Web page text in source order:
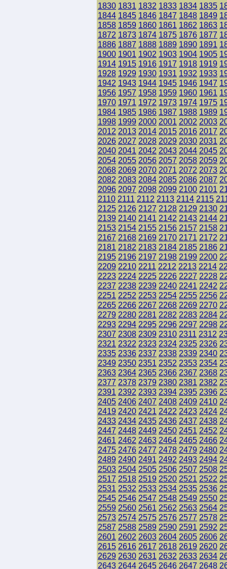
1830 1831 1832 1833 1834 1835
1844 1845 1846 1847 1848 1849
1858 1859 1860 1861 1862 1863
1872 1873 1874 1875 1876 1877
1886 1887 1888 1889 1890 1891
1900 1901 1902 1903 1904 1905
1914 1915 1916 1917 1918 1919
1928 1929 1930 1931 1932 1933
1942 1943 1944 1945 1946 1947
1956 1957 1958 1959 1960 1961
1970 1971 1972 1973 1974 1975
1984 1985 1986 1987 1988 1989
1998 1999 2000 2001 2002 2003
2012 2013 2014 2015 2016 2017
2026 2027 2028 2029 2030 2031
2040 2041 2042 2043 2044 2045
2054 2055 2056 2057 2058 2059
2068 2069 2070 2071 2072 2073
2082 2083 2084 2085 2086 2087
2096 2097 2098 2099 2100 2101
2110 2111 2112 2113 2114 2115
2125 2126 2127 2128 2129 2130
2139 2140 2141 2142 2143 2144
2153 2154 2155 2156 2157 2158
2167 2168 2169 2170 2171 2172
2181 2182 2183 2184 2185 2186
2195 2196 2197 2198 2199 2200
2209 2210 2211 2212 2213 2214
2223 2224 2225 2226 2227 2228
2237 2238 2239 2240 2241 2242
2251 2252 2253 2254 2255 2256
2265 2266 2267 2268 2269 2270
2279 2280 2281 2282 2283 2284
2293 2294 2295 2296 2297 2298
2307 2308 2309 2310 2311 2312
2321 2322 2323 2324 2325 2326
2335 2336 2337 2338 2339 2340
2349 2350 2351 2352 2353 2354
2363 2364 2365 2366 2367 2368
2377 2378 2379 2380 2381 2382
2391 2392 2393 2394 2395 2396
2405 2406 2407 2408 2409 2410
2419 2420 2421 2422 2423 2424
2433 2434 2435 2436 2437 2438
2447 2448 2449 2450 2451 2452
2461 2462 2463 2464 2465 2466
2475 2476 2477 2478 2479 2480
2489 2490 2491 2492 2493 2494
2503 2504 2505 2506 2507 2508
2517 2518 2519 2520 2521 2522
2531 2532 2533 2534 2535 2536
2545 2546 2547 2548 2549 2550
2559 2560 2561 2562 2563 2564
2573 2574 2575 2576 2577 2578
2587 2588 2589 2590 2591 2592
2601 2602 2603 2604 2605 2606
2615 2616 2617 2618 2619 2620
2629 2630 2631 2632 2633 2634
2643 2644 2645 2646 2647 2648